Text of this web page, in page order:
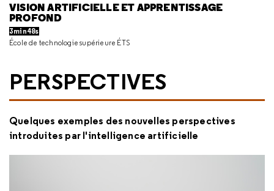
VISION ARTIFICIELLE ET APPRENTISSAGE
PROFOND
3min48s
École de technologie supérieure ÉTS
PERSPECTIVES
Quelques exemples des nouvelles perspectives
introduites par l'intelligence artificielle